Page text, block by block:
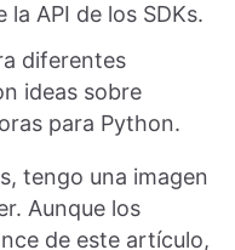
API de los SDKs.
diferentes
ideas sobre
para Python.
tengo una imagen
Aunque los
de este artículo,